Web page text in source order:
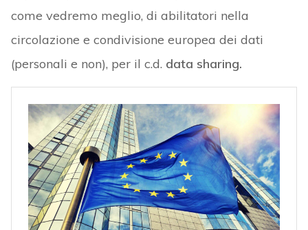
come vedremo meglio, di abilitatori nella
circolazione e condivisione europea dei dati
(personali e non), per il c.d. data sharing.